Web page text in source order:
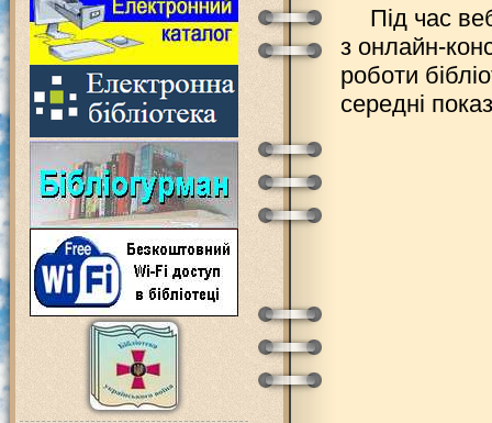
Під час
з онлайн-
роботи
середні